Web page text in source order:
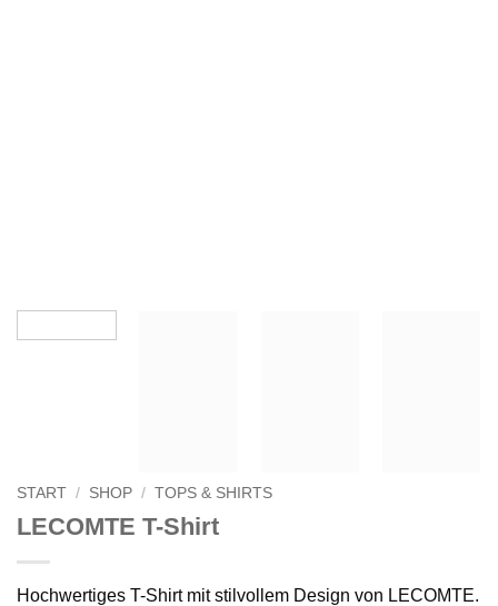
START / SHOP / TOPS & SHIRTS
LECOMTE T-Shirt
Hochwertiges T-Shirt mit stilvollem Design von LECOMTE.